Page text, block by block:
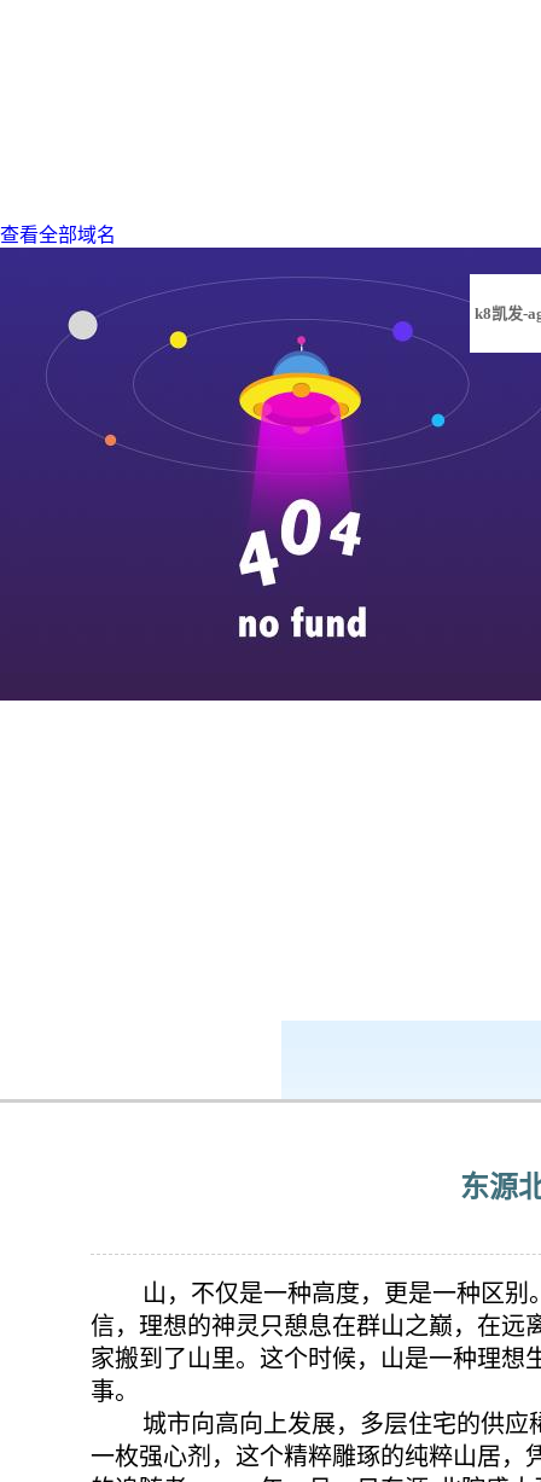
查看全部域名
k8凯发-
东源
山，不仅是一种高度，更是一种区
信，理想的神灵只憩息在群山之巅，在远
家搬到了山里。这个时候，山是一种理
事。
城市向高向上发展，多层住宅的供应
一枚强心剂，这个精粹雕琢的纯粹山居，